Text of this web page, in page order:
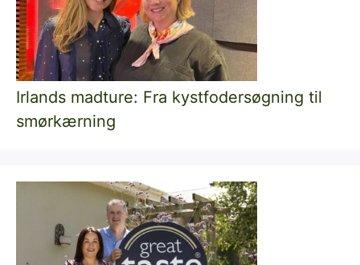
Irlands madture: Fra kystfodersøgning til
smørkærning